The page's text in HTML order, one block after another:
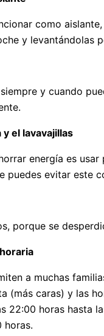
como
y levantándolas
y cuando
el lavavajillas
energía es
puedes evitar este
porque se
a muchas
(más caras) y las
22:00 horas hasta
horas.